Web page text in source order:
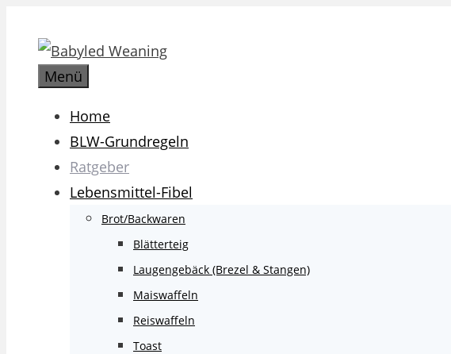
Inhalt
springenMenü
Home
BLW-Grundregeln
Ratgeber
Lebensmittel-Fibel
Brot/Backwaren
Blätterteig
Laugengebäck (Brezel & Stangen)
Maiswaffeln
Reiswaffeln
Toast